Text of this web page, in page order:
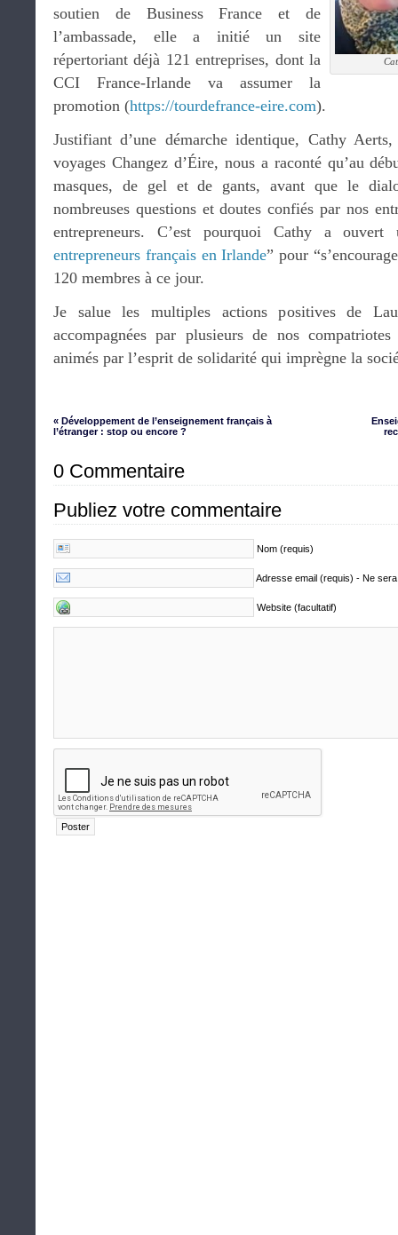
soutien de Business France et de
l’ambassade, elle a initié un site
répertoriant déjà 121 entreprises, dont la
CCI France-Irlande va assumer la
promotion (https://tourdefrance-eire.com).
Justifiant d’une démarche identique, Cathy
voyages Changez d’Éire, nous a raconté qu’au
masques, de gel et de gants, avant que le
nombreuses questions et doutes confiés par nos
entrepreneurs. C’est pourquoi Cathy a
entrepreneurs français en Irlande” pour
120 membres à ce jour.
Je salue les multiples actions positives de
accompagnées par plusieurs de nos
animés par l’esprit de solidarité qui imprègne la
« Développement de l’enseignement français à
l’étranger : stop ou encore ?
0 Commentaire
Publiez votre commentaire
Nom (requis)
Adresse email (requis) - Ne
Website (facultatif)